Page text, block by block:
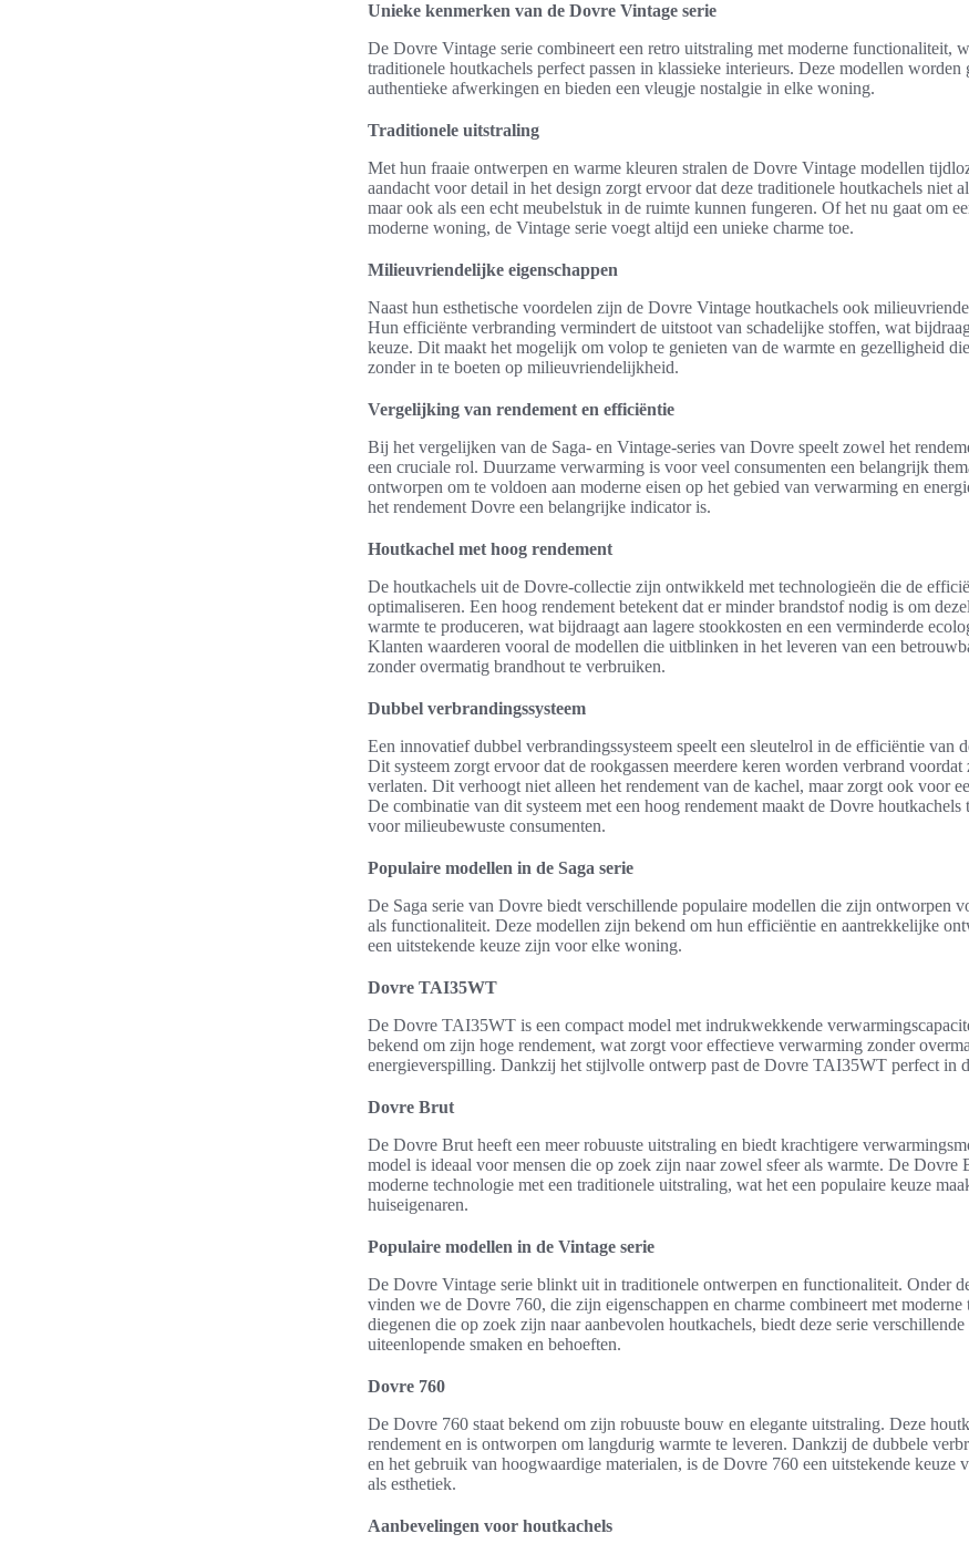
Unieke kenmerken van de Dovre Vintage serie
De Dovre Vintage serie combineert een retro uitstraling met moderne functionaliteit,
traditionele houtkachels perfect passen in klassieke interieurs. Deze modellen worden
authentieke afwerkingen en bieden een vleugje nostalgie in elke woning.
Traditionele uitstraling
Met hun fraaie ontwerpen en warme kleuren stralen de Dovre Vintage modellen
aandacht voor detail in het design zorgt ervoor dat deze traditionele houtkachels niet
maar ook als een echt meubelstuk in de ruimte kunnen fungeren. Of het nu gaat om
moderne woning, de Vintage serie voegt altijd een unieke charme toe.
Milieuvriendelijke eigenschappen
Naast hun esthetische voordelen zijn de Dovre Vintage houtkachels ook
Hun efficiënte verbranding vermindert de uitstoot van schadelijke stoffen, wat
keuze. Dit maakt het mogelijk om volop te genieten van de warmte en gezelligheid
zonder in te boeten op milieuvriendelijkheid.
Vergelijking van rendement en efficiëntie
Bij het vergelijken van de Saga- en Vintage-series van Dovre speelt zowel het
een cruciale rol. Duurzame verwarming is voor veel consumenten een belangrijk
ontworpen om te voldoen aan moderne eisen op het gebied van verwarming en
het rendement Dovre een belangrijke indicator is.
Houtkachel met hoog rendement
De houtkachels uit de Dovre-collectie zijn ontwikkeld met technologieën die de
optimaliseren. Een hoog rendement betekent dat er minder brandstof nodig is om
warmte te produceren, wat bijdraagt aan lagere stookkosten en een verminderde
Klanten waarderen vooral de modellen die uitblinken in het leveren van een
zonder overmatig brandhout te verbruiken.
Dubbel verbrandingssysteem
Een innovatief dubbel verbrandingssysteem speelt een sleutelrol in de efficiëntie van
Dit systeem zorgt ervoor dat de rookgassen meerdere keren worden verbrand voordat
verlaten. Dit verhoogt niet alleen het rendement van de kachel, maar zorgt ook voor
De combinatie van dit systeem met een hoog rendement maakt de Dovre houtkachels
voor milieubewuste consumenten.
Populaire modellen in de Saga serie
De Saga serie van Dovre biedt verschillende populaire modellen die zijn ontworpen
als functionaliteit. Deze modellen zijn bekend om hun efficiëntie en aantrekkelijke
een uitstekende keuze zijn voor elke woning.
Dovre TAI35WT
De Dovre TAI35WT is een compact model met indrukwekkende
bekend om zijn hoge rendement, wat zorgt voor effectieve verwarming zonder
energieverspilling. Dankzij het stijlvolle ontwerp past de Dovre TAI35WT perfect in
Dovre Brut
De Dovre Brut heeft een meer robuuste uitstraling en biedt krachtigere
model is ideaal voor mensen die op zoek zijn naar zowel sfeer als warmte. De Dovre
moderne technologie met een traditionele uitstraling, wat het een populaire keuze
huiseigenaren.
Populaire modellen in de Vintage serie
De Dovre Vintage serie blinkt uit in traditionele ontwerpen en functionaliteit. Onder
vinden we de Dovre 760, die zijn eigenschappen en charme combineert met
diegenen die op zoek zijn naar aanbevolen houtkachels, biedt deze serie verschillende
uiteenlopende smaken en behoeften.
Dovre 760
De Dovre 760 staat bekend om zijn robuuste bouw en elegante uitstraling. Deze
rendement en is ontworpen om langdurig warmte te leveren. Dankzij de dubbele
en het gebruik van hoogwaardige materialen, is de Dovre 760 een uitstekende keuze
als esthetiek.
Aanbevelingen voor houtkachels